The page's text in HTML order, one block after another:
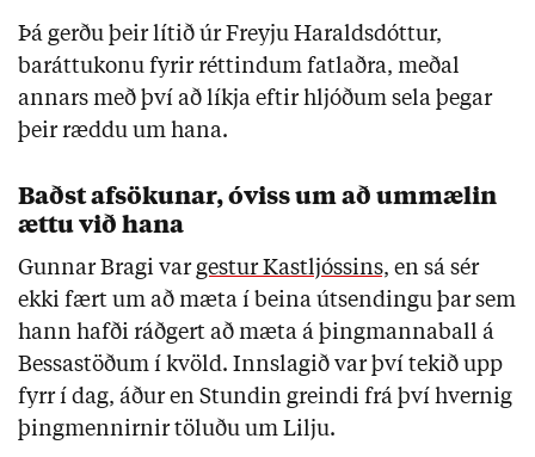
Þá gerðu þeir lítið úr Freyju Haraldsdóttur,
baráttukonu fyrir réttindum fatlaðra, meðal
annars með því að líkja eftir hljóðum sela þegar
þeir ræddu um hana.
Baðst afsökunar, óviss um að ummælin
ættu við hana
Gunnar Bragi var gestur Kastljóssins, en sá sér
ekki fært um að mæta í beina útsendingu þar sem
hann hafði ráðgert að mæta á þingmannaball á
Bessastöðum í kvöld. Innslagið var því tekið upp
fyrr í dag, áður en Stundin greindi frá því hvernig
þingmennirnir töluðu um Lilju.